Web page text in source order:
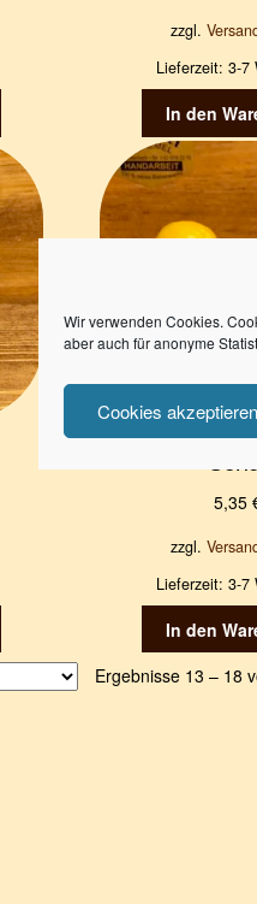
Wir verwenden Cookies.
aber auch für anonyme
Cookies akzeptieren
zzgl.
Lieferzeit:3-7
In den
5,35
zzgl.
Lieferzeit:3-7
In den
Ergebnisse 13 – 18